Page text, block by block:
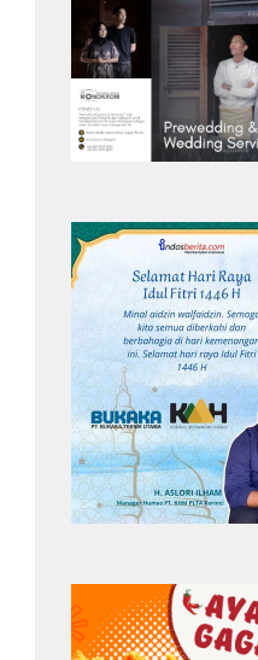
5 Tren Kebaya 2026 yang Bikin
Penampilan Makin Anggun,Nomor 3 Jadi
Timnas Singapura